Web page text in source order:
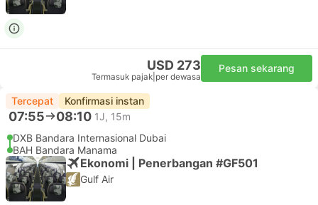
USD 273
Termasuk pajak per dewasa
Pesan sekarang
Tercepat Konfirmasi instan
07:55 08:10 1J, 15m
DXB Bandara Internasional Dubai
BAH Bandara Manama
Ekonomi | Penerbangan #GF501
Gulf Air